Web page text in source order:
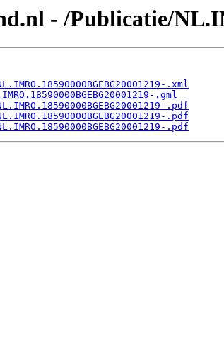
- /Publicatie/
.xml
.gml
.pdf
.pdf
.pdf